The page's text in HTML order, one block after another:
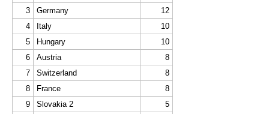
3
Germany
12
4
Italy
10
5
Hungary
10
6
Austria
8
7
Switzerland
8
8
France
8
9
Slovakia 2
5